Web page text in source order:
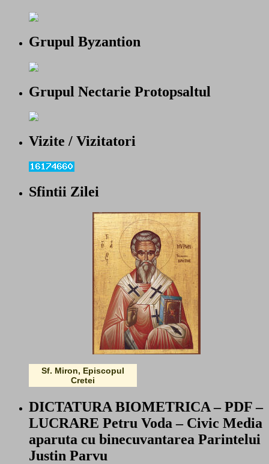
Grupul Byzantion
Grupul Nectarie Protopsaltul
Vizite / Vizitatori
Sfintii Zilei
Sf. Miron, Episcopul
Cretei
DICTATURA BIOMETRICA – PDF –
LUCRARE Petru Voda – Civic Media
aparuta cu binecuvantarea Parintelui
Justin Parvu